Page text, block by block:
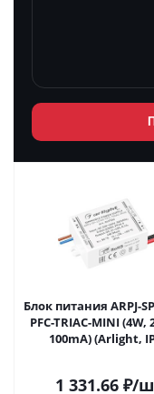
Блок питания ARPJ-
PFC-TRIAC-MINI (4W,
100mA) (Arlight,
1 331.66₽/